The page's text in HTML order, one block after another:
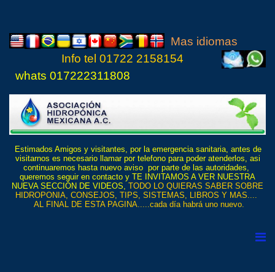
Mas idiomas
Info tel 01722 2158154
whats 017222311808
Estimados Amigos y visitantes, por la emergencia sanitaria, antes de
visitarnos es necesario llamar por telefono para poder atenderlos, asi
continuaremos hasta nuevo aviso por parte de las autoridades,
queremos seguir en contacto y TE INVITAMOS A VER NUESTRA
NUEVA SECCIÓN DE VIDEOS, TODO LO QUIERAS SABER SOBRE
HIDROPONIA, CONSEJOS, TIPS, SISTEMAS, LIBROS Y MAS....
AL FINAL DE ESTA PAGINA.....cada día habrá uno nuevo.